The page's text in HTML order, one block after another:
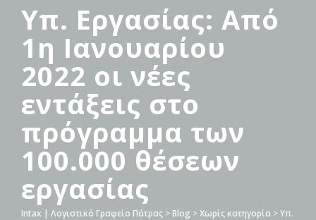
Υπ. Εργασίας: Από
1η Ιανουαρίου
2022 οι νέες
εντάξεις στο
πρόγραμμα των
100.000 θέσεων
εργασίας
Intax | Λογιστικό Γραφείο Πάτρας > Blog >Χωρίς κατηγορία >Υπ.